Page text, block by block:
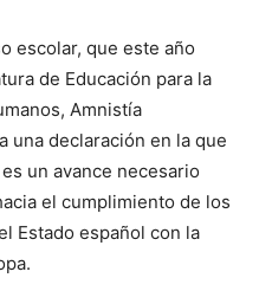
escolar, que este año
de Educación para la
Amnistía
una declaración en la que
un avance necesario
el cumplimiento de los
Estado español con la